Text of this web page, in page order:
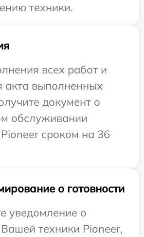
техники.
всех работ и
акта выполненных
документ о
обслуживании
сроком на 36
о готовности
уведомление о
Вашей техники Pioneer,